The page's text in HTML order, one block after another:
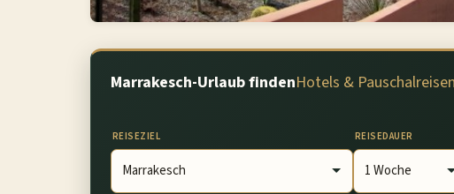
Marrakesch-Urlaub findenHotels &
REISEZIEL REISEDAUER